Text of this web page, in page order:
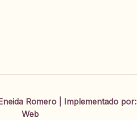
Romero | Implementado por:
Web